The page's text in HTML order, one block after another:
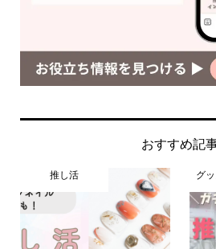
おすすめ記
推し活 グ